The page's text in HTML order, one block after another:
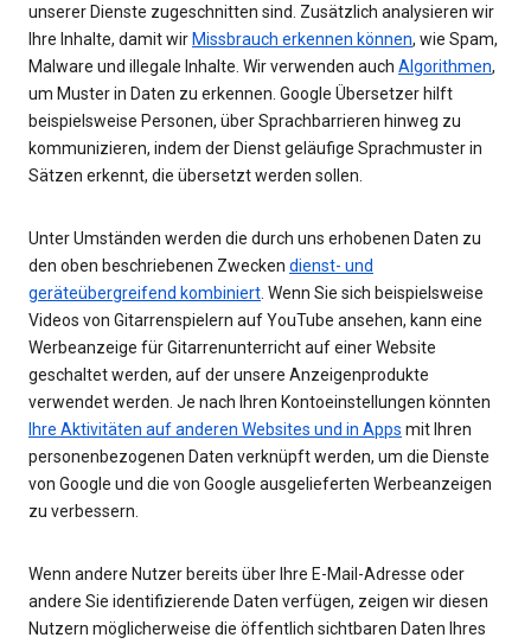
unserer Dienste zugeschnitten sind. Zusätzlich analysieren wir
Ihre Inhalte, damit wir Missbrauch erkennen können, wie Spam,
Malware und illegale Inhalte. Wir verwenden auch Algorithmen,
um Muster in Daten zu erkennen. Google Übersetzer hilft
beispielsweise Personen, über Sprachbarrieren hinweg zu
kommunizieren, indem der Dienst geläufige Sprachmuster in
Sätzen erkennt, die übersetzt werden sollen.
Unter Umständen werden die durch uns erhobenen Daten zu
den oben beschriebenen Zwecken dienst- und
geräteübergreifend kombiniert . Wenn Sie sich beispielsweise
Videos von Gitarrenspielern auf YouTube ansehen, kann eine
Werbeanzeige für Gitarrenunterricht auf einer Website
geschaltet werden, auf der unsere Anzeigenprodukte
verwendet werden. Je nach Ihren Kontoeinstellungen könnten
Ihre Aktivitäten auf anderen Websites und in Apps mit Ihren
personenbezogenen Daten verknüpft werden, um die Dienste
von Google und die von Google ausgelieferten Werbeanzeigen
zu verbessern.
Wenn andere Nutzer bereits über Ihre E-Mail-Adresse oder
andere Sie identifizierende Daten verfügen, zeigen wir diesen
Nutzern möglicherweise die öffentlich sichtbaren Daten Ihres